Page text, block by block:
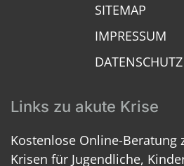
SITEMAP
IMPRESSUM
DATENSCHUTZ
Links zu akute Krise
Kostenlose Online-Beratung
Krisen für Jugendliche,